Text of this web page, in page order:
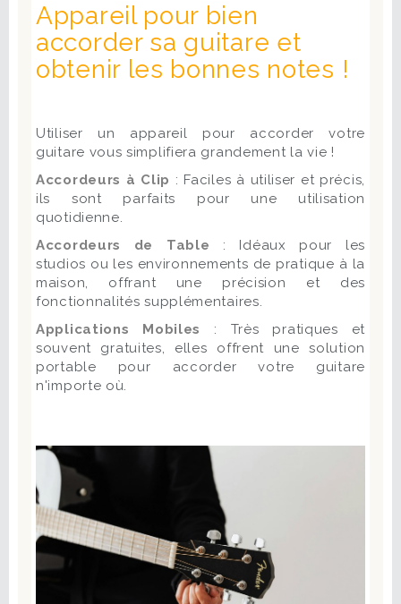
Appareil pour bien
accorder sa guitare et
obtenir les bonnes notes !
Utiliser un appareil pour accorder votre
guitare vous simplifiera grandement la vie !
Accordeurs à Clip : Faciles à utiliser et précis,
ils sont parfaits pour une utilisation
quotidienne.
Accordeurs de Table : Idéaux pour les
studios ou les environnements de pratique à la
maison, offrant une précision et des
fonctionnalités supplémentaires.
Applications Mobiles
: Très pratiques et
souvent gratuites, elles offrent une solution
portable pour accorder votre guitare
n'importe où.